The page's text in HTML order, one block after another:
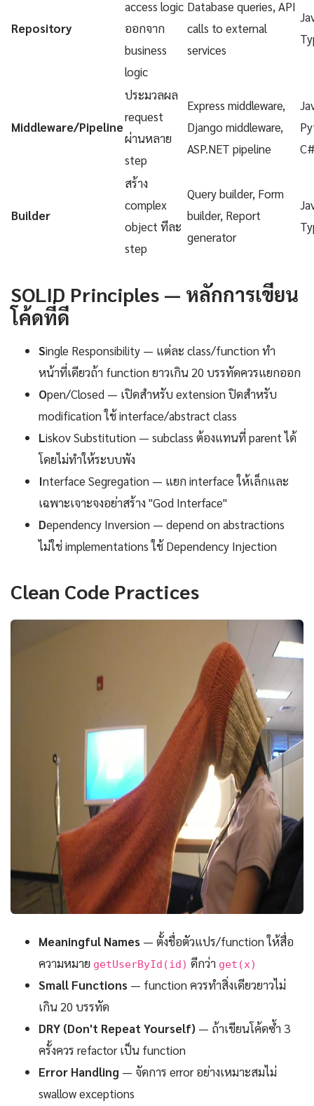
Repository
access logic
ออกจาก
business
logic
Database queries, API
calls to external
services
Middleware/Pipeline
ประมวลผล
request
ผ่านหลาย
step
Express middleware,
Django middleware,
ASP.NET pipeline
Builder
สร้าง
complex
object ทีละ
step
Query builder, Form
builder, Report
generator
SOLID Principles — หลักการเขียน
โค้ดที่ดี
Single Responsibility — แต่ละ class/function ทำ
หน้าที่เดียวถ้า function ยาวเกิน 20 บรรทัดควรแยกออก
Open/Closed — เปิดสำหรับ extension ปิดสำหรับ
modification ใช้ interface/abstract class
Liskov Substitution — subclass ต้องแทนที่ parent ได้
โดยไม่ทำให้ระบบพัง
Interface Segregation — แยก interface ให้เล็กและ
เฉพาะเจาะจงอย่าสร้าง "God Interface"
Dependency Inversion — depend on abstractions
ไม่ใช่ implementations ใช้ Dependency Injection
Clean Code Practices
Meaningful Names — ตั้งชื่อตัวแปร/function ให้สื่อ
ความหมาย getUserById(id) ดีกว่า get(x)
Small Functions — function ควรทำสิ่งเดียวยาวไม่
เกิน 20 บรรทัด
DRY (Don't Repeat Yourself) — ถ้าเขียนโค้ดซ้ำ 3
ครั้งควร refactor เป็น function
Error Handling — จัดการ error อย่างเหมาะสมไม่
swallow exceptions